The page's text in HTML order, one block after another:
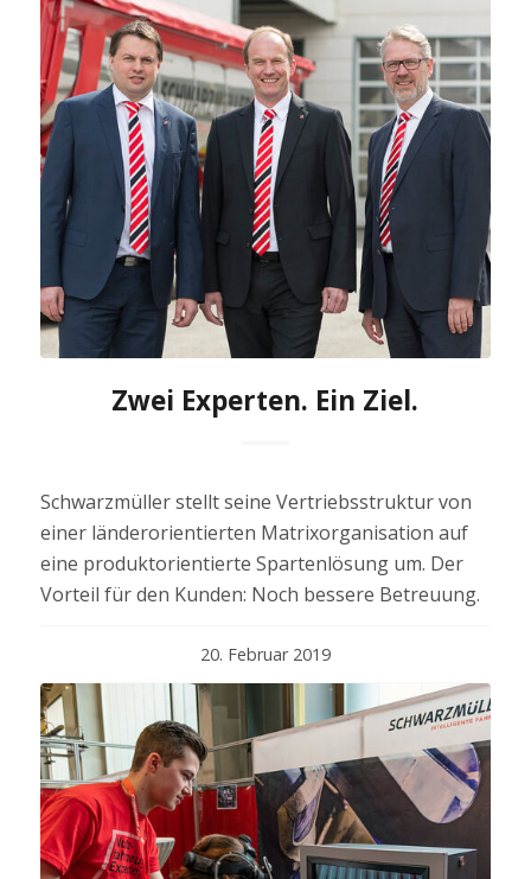
Zwei Experten. Ein Ziel.
Schwarzmüller stellt seine Vertriebsstruktur von
einer länderorientierten Matrixorganisation auf
eine produktorientierte Spartenlösung um. Der
Vorteil für den Kunden: Noch bessere Betreuung.
20. Februar 2019